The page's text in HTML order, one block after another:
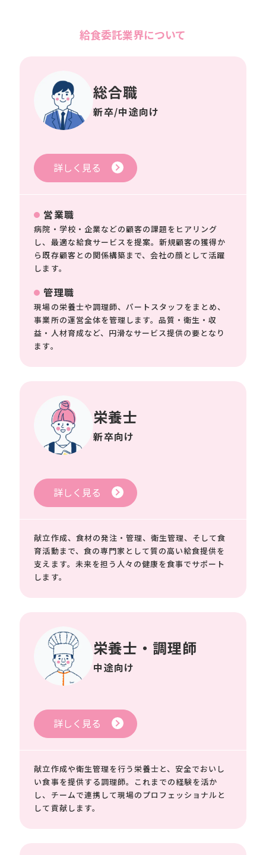
給食委託業界について
総合職
新卒/中途向け
詳しく見る
営業職
病院・学校・企業などの顧客の課題をヒアリング
し、最適な給食サービスを提案。新規顧客の獲得か
ら既存顧客との関係構築まで、会社の顔として活躍
します。
管理職
現場の栄養士や調理師、パートスタッフをまとめ、
事業所の運営全体を管理します。品質・衛生・収
益・人材育成など、円滑なサービス提供の要となり
ます。
栄養士
新卒向け
詳しく見る
献立作成、食材の発注・管理、衛生管理、そして食
育活動まで、食の専門家として質の高い給食提供を
支えます。未来を担う人々の健康を食事でサポート
します。
栄養士・調理師
中途向け
詳しく見る
献立作成や衛生管理を行う栄養士と、安全でおいし
い食事を提供する調理師。これまでの経験を活か
し、チームで連携して現場のプロフェッショナルと
して貢献します。